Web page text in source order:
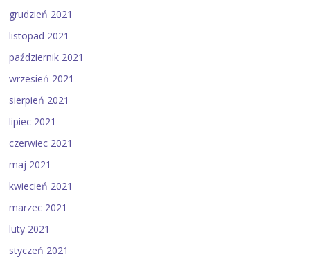
grudzień 2021
listopad 2021
październik 2021
wrzesień 2021
sierpień 2021
lipiec 2021
czerwiec 2021
maj 2021
kwiecień 2021
marzec 2021
luty 2021
styczeń 2021